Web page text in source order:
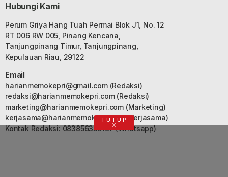
Hubungi Kami
Perum Griya Hang Tuah Permai Blok J1, No. 12
RT 006 RW 005, Pinang Kencana,
Tanjungpinang Timur, Tanjungpinang,
Kepulauan Riau, 29122
Email
harianmemokepri@gmail.com(Redaksi)
redaksi@harianmemokepri.com(Redaksi)
marketing@harianmemokepri.com(Marketing)
kerjasama@harianmemokepri.com(Kerjasama)
Kontak Redaksi: 083856335187 (Whatsapp)
TUTUP